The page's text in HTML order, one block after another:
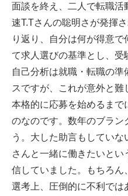
面談を終え、二人で転職
速T.Tさんの聡明さが発揮
り返り、自分は何が得意
て求人選びの基準とし、受
自己分析は就職・転職の
スですが、これが意外と難
本格的に応募を始めるまで
のなのです。数年のブラン
う。大した助言もしてい
さんと一緒に働きたいと
信していました。もちろ
選考上、圧倒的に不利では